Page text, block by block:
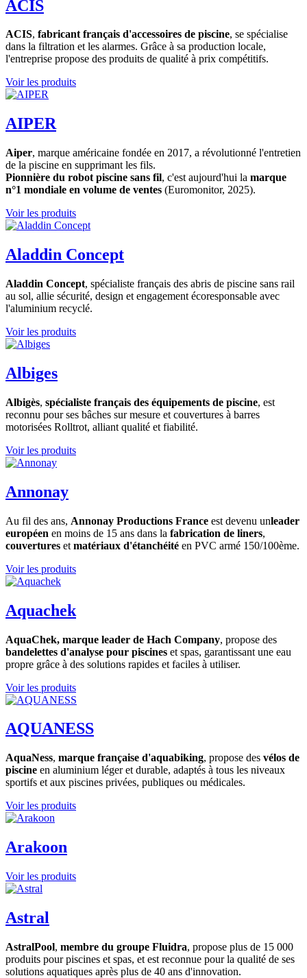
ACIS
ACIS, fabricant français d'accessoires de piscine, se spécialise
dans la filtration et les alarmes. Grâce à sa production locale,
l'entreprise propose des produits de qualité à prix compétitifs.
Voir les produits
AIPER
Aiper, marque américaine fondée en 2017, a révolutionné l'entretien
de la piscine en supprimant les fils.
Pionnière du robot piscine sans fil, c'est aujourd'hui la marque
n°1 mondiale en volume de ventes (Euromonitor, 2025).
Voir les produits
Aladdin Concept
Aladdin Concept, spécialiste français des abris de piscine sans rail
au sol, allie sécurité, design et engagement écoresponsable avec
l'aluminium recyclé.
Voir les produits
Albiges
Albigès, spécialiste français des équipements de piscine, est
reconnu pour ses bâches sur mesure et couvertures à barres
motorisées Rolltrot, alliant qualité et fiabilité.
Voir les produits
Annonay
Au fil des ans, Annonay Productions France est devenu unleader
européen en moins de 15 ans dans la fabrication de liners,
couvertures et matériaux d'étanchéité en PVC armé 150/100ème.
Voir les produits
Aquachek
AquaChek, marque leader de Hach Company, propose des
bandelettes d'analyse pour piscines et spas, garantissant une eau
propre grâce à des solutions rapides et faciles à utiliser.
Voir les produits
AQUANESS
AquaNess, marque française d'aquabiking, propose des vélos de
piscine en aluminium léger et durable, adaptés à tous les niveaux
sportifs et aux piscines privées, publiques ou médicales.
Voir les produits
Arakoon
Voir les produits
Astral
AstralPool, membre du groupe Fluidra, propose plus de 15 000
produits pour piscines et spas, et est reconnue pour la qualité de ses
solutions aquatiques après plus de 40 ans d'innovation.